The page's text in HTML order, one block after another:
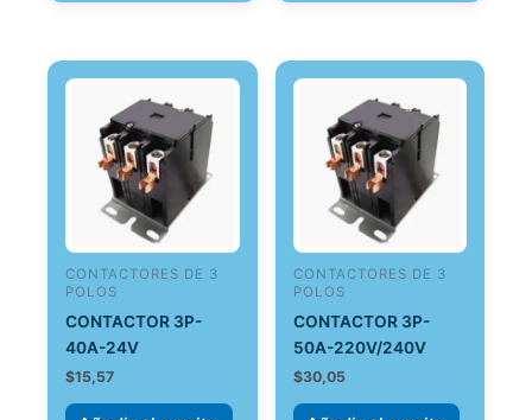
CONTACTORES DE 3
POLOS
CONTACTOR 3P-
40A-24V
$15,57
CONTACTORES DE 3
POLOS
CONTACTOR 3P-
50A-220V/240V
$30,05